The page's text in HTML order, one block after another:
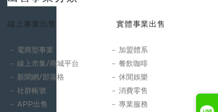
Lumentum擴張工業雷射的市佔率，第二是就算真的併購
成功，中長期的合併可能使MKS成為工業雷射領域的領導
與半導體解決方案的成長動能。 By B-Go情報團隊-如
(詳見我們另一篇文章：Lumentum收購Coherent瞄準工業
4.0應用市場)，工業感測器的龍頭MKS INSTRUMENTS
也對Coherent出價提出併購。 MKS是做什麼的？ MKS
是1961年成立的工業儀器與感測器大廠，主要分為三個產
線上事業出售
電商型事業
線上市集/商城平台
新聞網/部落格
社群帳號
APP出售
實體事業出售
加盟體系
餐飲咖啡
休閒娛樂
消費零售
專業服務